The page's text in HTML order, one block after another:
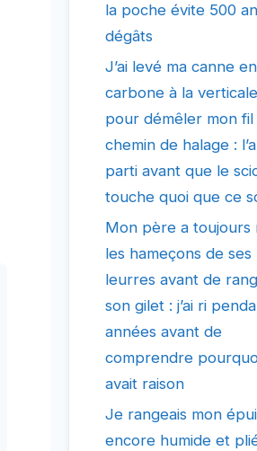
la poche évite 500
dégâts
J’ai levé ma canne en
carbone à la
pour démêler mon
chemin de halage :
parti avant que le
touche quoi que ce
Mon père a toujours
les hameçons de ses
leurres avant de
son gilet : j’ai ri
années avant de
comprendre
avait raison
Je rangeais mon
encore humide et